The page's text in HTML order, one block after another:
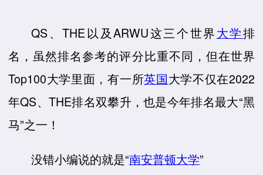
QS、THE以及ARWU这三个世界大学排
名，虽然排名参考的评分比重不同，但在世界
Top100大学里面，有一所英国大学不仅在2022
年QS、THE排名双攀升，也是今年排名最大“黑
马”之一！
没错小编说的就是“南安普顿大学”